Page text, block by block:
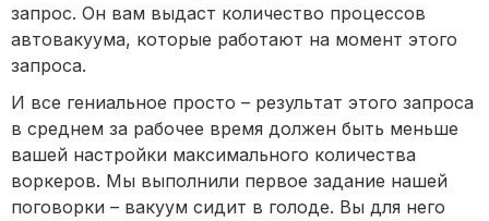
запрос. Он вам выдаст количество процессов
автовакуума, которые работают на момент этого
запроса.
И все гениальное просто – результат этого запроса
в среднем за рабочее время должен быть меньше
вашей настройки максимального количества
воркеров. Мы выполнили первое задание нашей
поговорки – вакуум сидит в голоде. Вы для него